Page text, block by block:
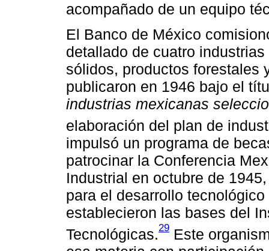
acompañado de un equipo
El Banco de México
detallado de cuatro
sólidos, productos forestales
publicaron en 1946 bajo el
industrias mexicanas
elaboración del plan de
impulsó un programa de
patrocinar la Conferencia
Industrial en octubre de
para el desarrollo
establecieron las bases del
Tecnológicas.29 Este